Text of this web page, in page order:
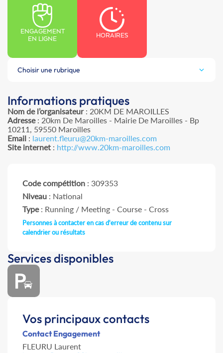
ENGAGEMENT
EN LIGNE
HORAIRES
Choisir une rubrique
Informations pratiques
Nom de l’organisateur: 20KM DE MAROILLES
Adresse: 20km De Maroilles - Mairie De Maroilles - Bp
10211, 59550 Maroilles
Email : laurent.fleuru@20km-maroilles.com
Site internet : http://www.20km-maroilles.com
Code compétition : 309353
Niveau : National
Type: Running / Meeting - Course - Cross
Personnes à contacter en cas d'erreur de contenu sur
calendrier ou résultats
Services disponibles
Vos principaux contacts
Contact Engagement
FLEURU Laurent